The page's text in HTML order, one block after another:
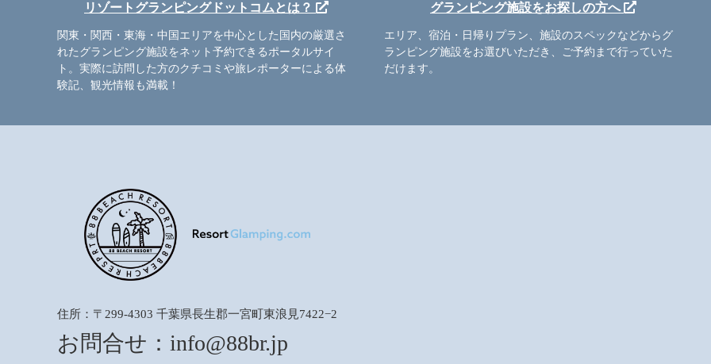
リゾートグランピングドットコムとは？
関東・関西・東海・中国エリアを中心とした国内の厳選さ
れたグランピング施設をネット予約できるポータルサイ
ト。実際に訪問した方のクチコミや旅レポーターによる体
験記、観光情報も満載！
グランピング施設をお探しの方へ
エリア、宿泊・日帰りプラン、施設のスペックなどからグ
ランピング施設をお選びいただき、ご予約まで行っていた
だけます。
住所：〒299-4303 千葉県長生郡一宮町東浪見7422−2
お問合せ： info@88br.jp